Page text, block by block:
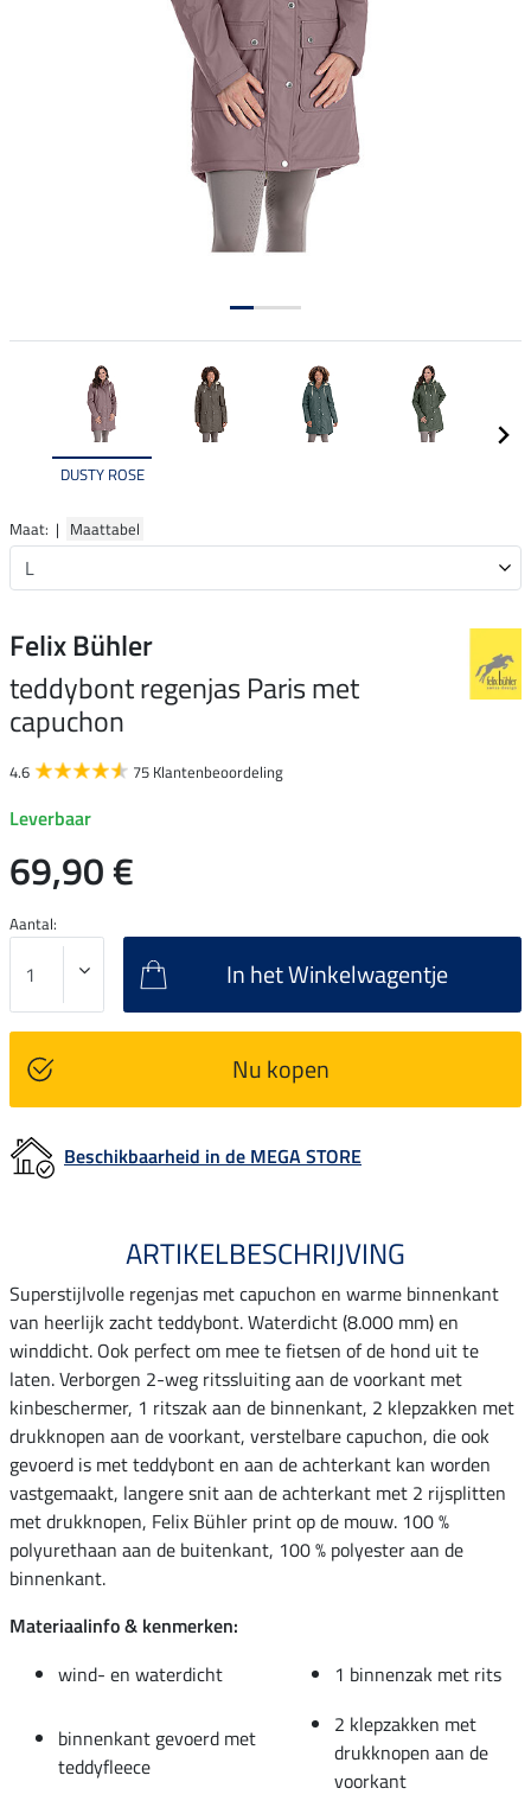
DUSTY ROSE
Maat: | Maattabel
Felix Bühler
teddybont regenjas Paris met
capuchon
4.6 75 Klantenbeoordeling
Leverbaar
69,90 €
Aantal:
In het Winkelwagentje
Nu kopen
Beschikbaarheid in de MEGA STORE
ARTIKELBESCHRIJVING
Superstijlvolle regenjas met capuchon en warme binnenkant
van heerlijk zacht teddybont. Waterdicht (8.000 mm) en
winddicht. Ook perfect om mee te fietsen of de hond uit te
laten. Verborgen 2-weg ritssluiting aan de voorkant met
kinbeschermer, 1 ritszak aan de binnenkant, 2 klepzakken met
drukknopen aan de voorkant, verstelbare capuchon, die ook
gevoerd is met teddybont en aan de achterkant kan worden
vastgemaakt, langere snit aan de achterkant met 2 rijsplitten
met drukknopen, Felix Bühler print op de mouw. 100 %
polyurethaan aan de buitenkant, 100 % polyester aan de
binnenkant.
Materiaalinfo & kenmerken:
wind- en waterdicht
1 binnenzak met rits
binnenkant gevoerd met
teddyfleece
2 klepzakken met
drukknopen aan de
voorkant